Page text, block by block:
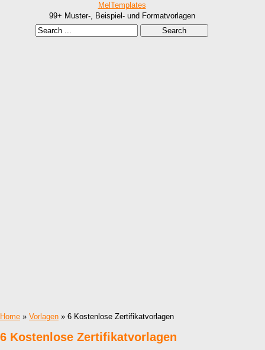
MelTemplates
99+ Muster-, Beispiel- und Formatvorlagen
Home » Vorlagen » 6 Kostenlose Zertifikatvorlagen
6 Kostenlose Zertifikatvorlagen